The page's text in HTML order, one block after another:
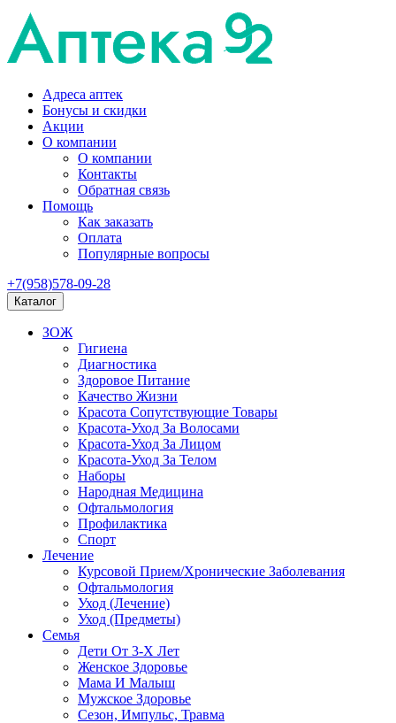
Адреса аптек
Бонусы и скидки
Акции
О компании
О компании
Контакты
Обратная связь
Помощь
Как заказать
Оплата
Популярные вопросы
+7(958)578-09-28
Каталог
ЗОЖ
Гигиена
Диагностика
Здоровое Питание
Качество Жизни
Красота Сопутствующие Товары
Красота-Уход За Волосами
Красота-Уход За Лицом
Красота-Уход За Телом
Наборы
Народная Медицина
Офтальмология
Профилактика
Спорт
Лечение
Курсовой Прием/Хронические Заболевания
Офтальмология
Уход (Лечение)
Уход (Предметы)
Семья
Дети От 3-Х Лет
Женское Здоровье
Мама И Малыш
Мужское Здоровье
Сезон, Импульс, Травма